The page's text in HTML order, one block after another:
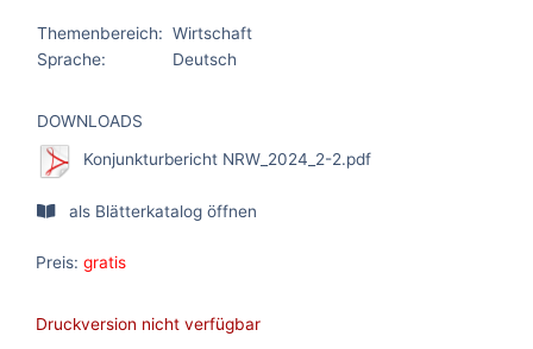
Themenbereich: Wirtschaft
Sprache:
Deutsch
DOWNLOADS
Konjunkturbericht NRW_2024_2-2.pdf
als Blätterkatalog öffnen
Preis: gratis
Druckversion nicht verfügbar